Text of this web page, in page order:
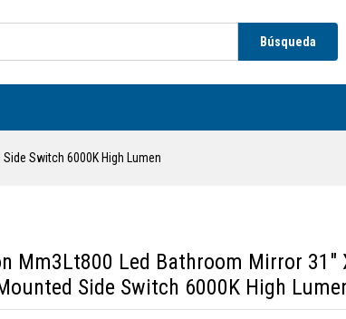
Búsqueda
Switch 6000K High Lumen
Mm3Lt800 Led Bathroom Mirror 31"
Side Switch 6000K High